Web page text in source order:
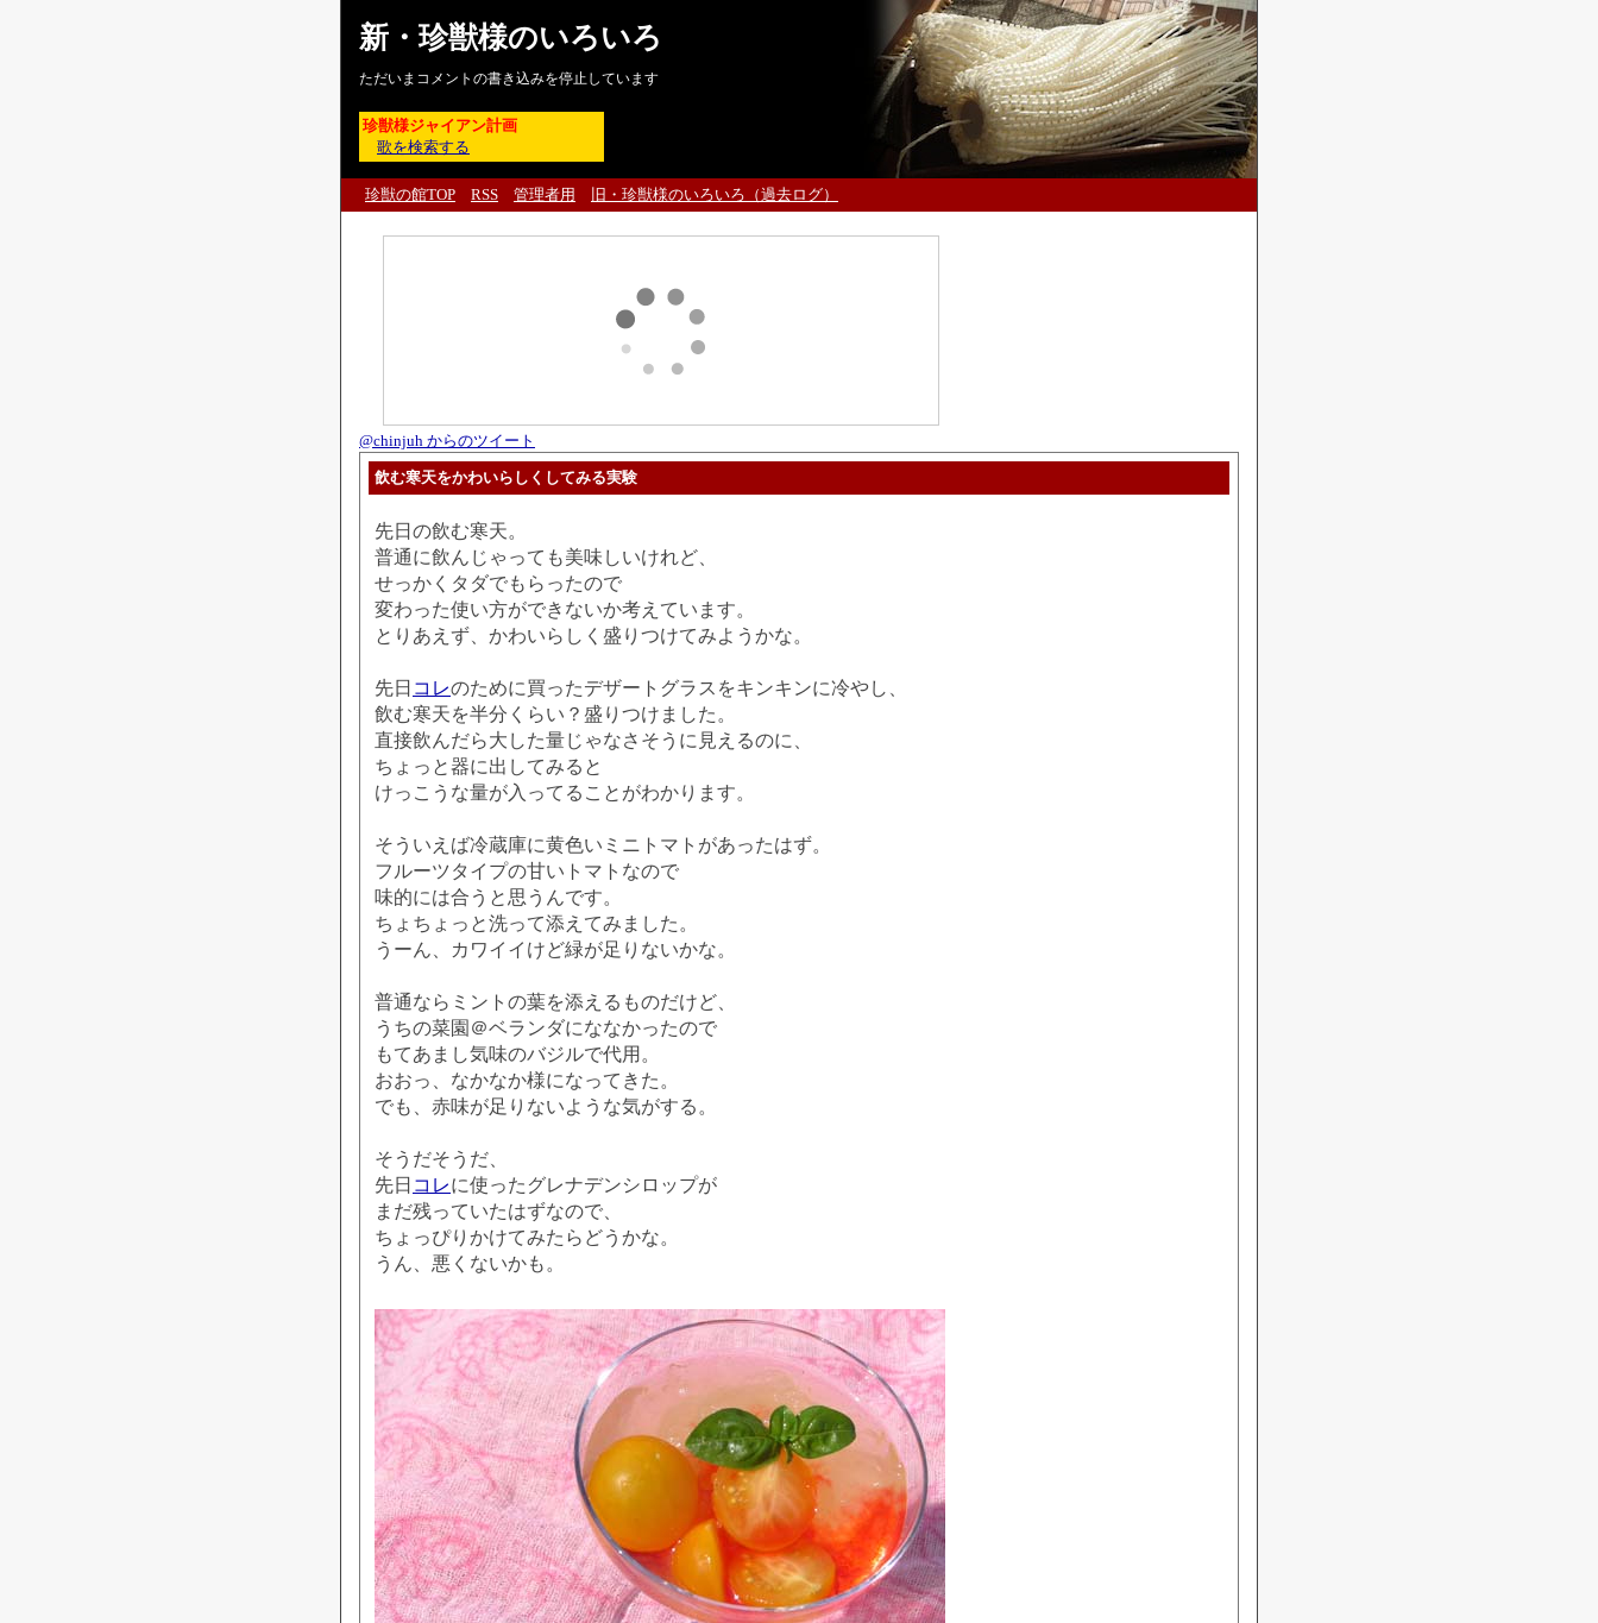
新・珍獣様のいろいろ
ただいまコメントの書き込みを停止しています
珍獣様ジャイアン計画
歌を検索する
珍獣の館TOP RSS 管理者用 旧・珍獣様のいろいろ（過去ログ）
@chinjuh からのツイート
飲む寒天をかわいらしくしてみる実験
先日の飲む寒天。
普通に飲んじゃっても美味しいけれど、
せっかくタダでもらったので
変わった使い方ができないか考えています。
とりあえず、かわいらしく盛りつけてみようかな。
先日 コレのために買ったデザートグラスをキンキンに冷やし、
飲む寒天を半分くらい？盛りつけました。
直接飲んだら大した量じゃなさそうに見えるのに、
ちょっと器に出してみると
けっこうな量が入ってることがわかります。
そういえば冷蔵庫に黄色いミニトマトがあったはず。
フルーツタイプの甘いトマトなので
味的には合うと思うんです。
ちょちょっと洗って添えてみました。
うーん、カワイイけど緑が足りないかな。
普通ならミントの葉を添えるものだけど、
うちの菜園＠ベランダにななかったので
もてあまし気味のバジルで代用。
おおっ、なかなか様になってきた。
でも、赤味が足りないような気がする。
そうだそうだ、
先日 コレに使ったグレナデンシロップが
まだ残っていたはずなので、
ちょっぴりかけてみたらどうかな。
うん、悪くないかも。